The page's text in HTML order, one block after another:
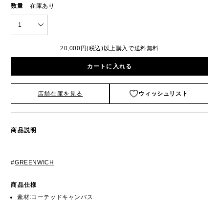
数量 在庫あり
1
20,000円(税込)以上購入で送料無料
カートに入れる
店舗在庫を見る ウィッシュリスト
商品説明
#GREENWICH
商品仕様
素材:コーテッドキャンバス